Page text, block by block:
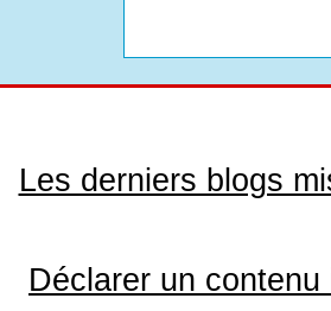
Les derniers blogs
Déclarer un contenu